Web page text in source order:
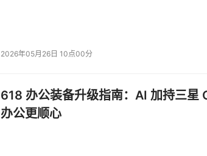
2026年05月26日 10点00分
618 办公装备升级指南：AI 加持三星
办公更顺心